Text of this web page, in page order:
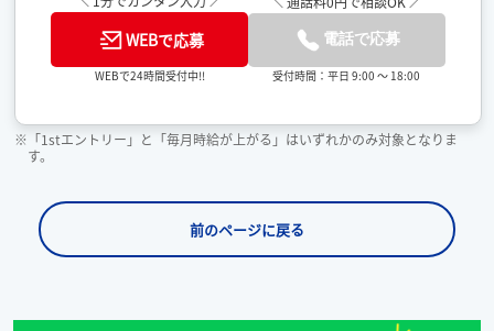
WEBで応募
WEBで24時間受付中!!
電話で応募
受付時間：平日 9:00 ～ 18:00
※「1stエントリー」と「毎月時給が上がる」はいずれかのみ対象となりま
す。
前のページに戻る